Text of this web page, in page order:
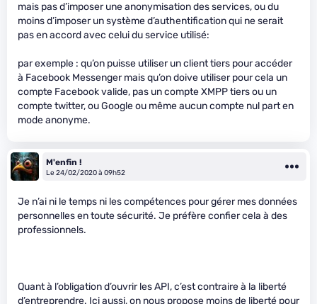
mais pas d’imposer une anonymisation des services, ou du
moins d’imposer un système d’authentification qui ne serait
pas en accord avec celui du service utilisé:
par exemple : qu’on puisse utiliser un client tiers pour accéder
à Facebook Messenger mais qu’on doive utiliser pour cela un
compte Facebook valide, pas un compte XMPP tiers ou un
compte twitter, ou Google ou même aucun compte nul part en
mode anonyme.
M'enfin !
Le 24/02/2020 à 09h52
Je n’ai ni le temps ni les compétences pour gérer mes données
personnelles en toute sécurité. Je préfère confier cela à des
professionnels.
Quant à l’obligation d’ouvrir les API, c’est contraire à la liberté
d’entreprendre. Ici aussi, on nous propose moins de liberté pour